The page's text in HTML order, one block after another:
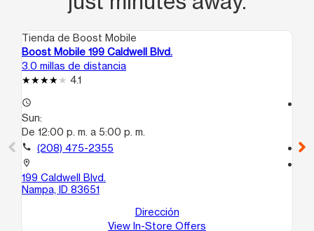
Tienda de Boost Mobile
Boost Mobile 199 Caldwell Blvd.
3.0 millas de distancia
4.1
access_time
Sun:
De 12:00 p. m. a 5:00 p. m.
call (208) 475-2355
location_on
199 Caldwell Blvd.
Nampa, ID 83651
Dirección
View In-Store Offers
call